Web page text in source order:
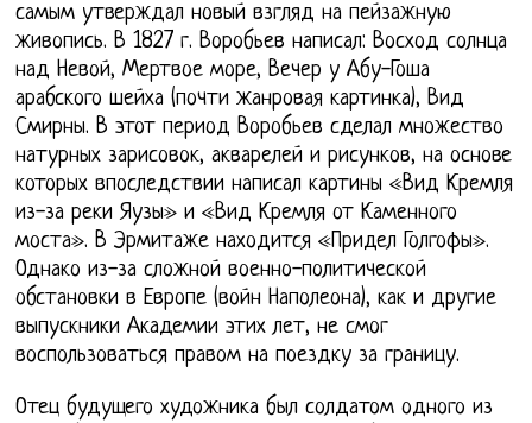
самым утверждал новый взгляд на пейзажную
живопись. В 1827 г. Воробьев написал: Восход солнца
над Невой, Мертвое море, Вечер у Абу-Гоша
арабского шейха (почти жанровая картинка), Вид
Смирны. В этот период Воробьев сделал множество
натурных зарисовок, акварелей и рисунков, на основе
которых впоследствии написал картины «Вид Кремля
из-за реки Яузы» и «Вид Кремля от Каменного
моста». В Эрмитаже находится «Придел Голгофы».
Однако из-за сложной военно-политической
обстановки в Европе (войн Наполеона), как и другие
выпускники Академии этих лет, не смог
воспользоваться правом на поездку за границу.
Отец будущего художника был солдатом одного из